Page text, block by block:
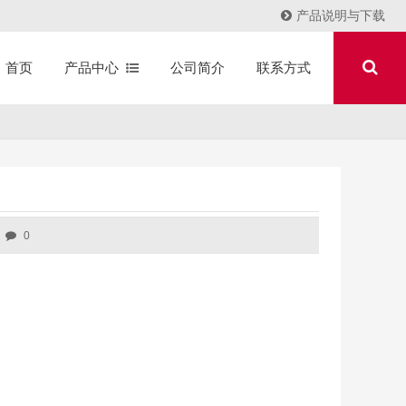
产品说明与下载
首页 产品中心 公司简介 联系方式
0